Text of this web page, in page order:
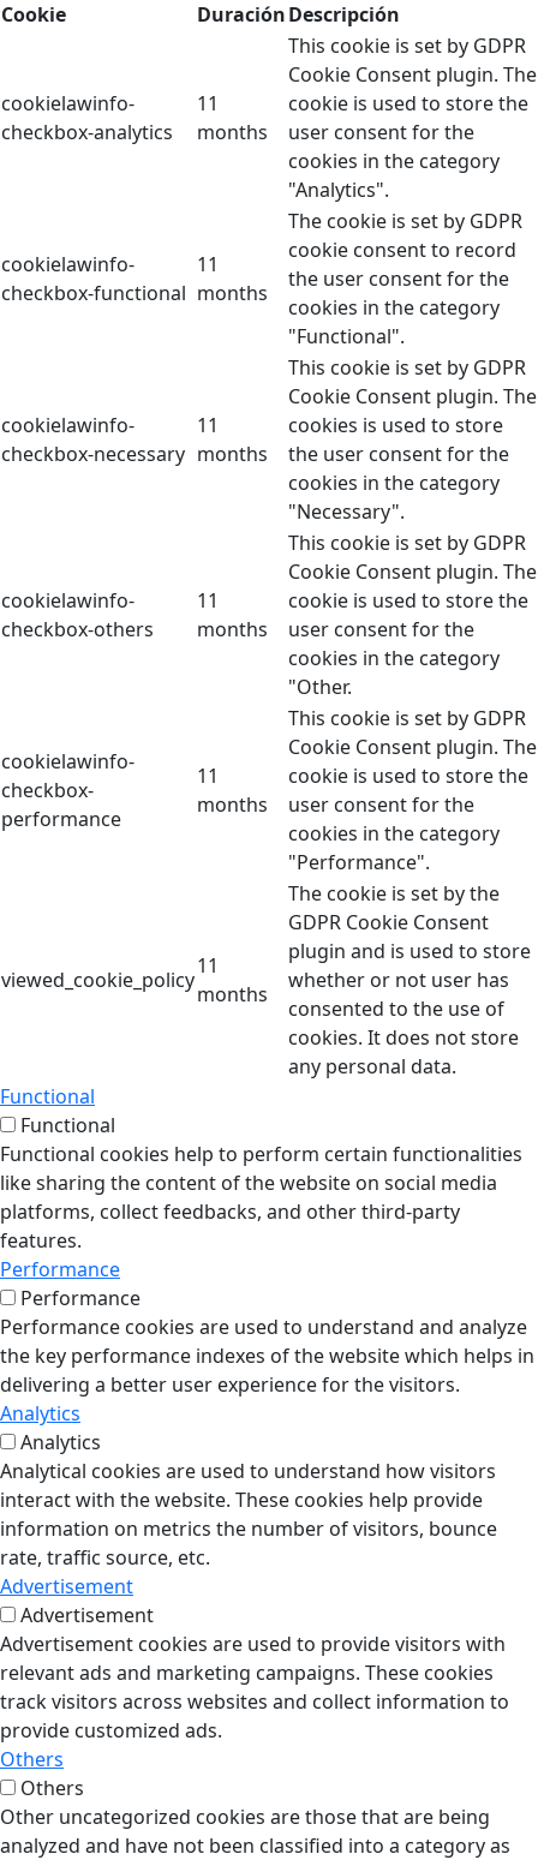
Cookie
DuraciónDescripción
cookielawinfo-
checkbox-analytics
11
months
This cookie is set by GDPR
Cookie Consent plugin. The
cookie is used to store the
user consent for the
cookies in the category
"Analytics".
cookielawinfo-
checkbox-functional
11
months
The cookie is set by GDPR
cookie consent to record
the user consent for the
cookies in the category
"Functional".
cookielawinfo-
checkbox-necessary
11
months
This cookie is set by GDPR
Cookie Consent plugin. The
cookies is used to store
the user consent for the
cookies in the category
"Necessary".
cookielawinfo-
checkbox-others
11
months
This cookie is set by GDPR
Cookie Consent plugin. The
cookie is used to store the
user consent for the
cookies in the category
"Other.
cookielawinfo-
checkbox-
performance
11
months
This cookie is set by GDPR
Cookie Consent plugin. The
cookie is used to store the
user consent for the
cookies in the category
"Performance".
viewed_cookie_policy
11
months
The cookie is set by the
GDPR Cookie Consent
plugin and is used to store
whether or not user has
consented to the use of
cookies. It does not store
any personal data.
Functional
Functional
Functional cookies help to perform certain functionalities
like sharing the content of the website on social media
platforms, collect feedbacks, and other third-party
features.
Performance
Performance
Performance cookies are used to understand and analyze
the key performance indexes of the website which helps in
delivering a better user experience for the visitors.
Analytics
Analytics
Analytical cookies are used to understand how visitors
interact with the website. These cookies help provide
information on metrics the number of visitors, bounce
rate, traffic source, etc.
Advertisement
Advertisement
Advertisement cookies are used to provide visitors with
relevant ads and marketing campaigns. These cookies
track visitors across websites and collect information to
provide customized ads.
Others
Others
Other uncategorized cookies are those that are being
analyzed and have not been classified into a category as